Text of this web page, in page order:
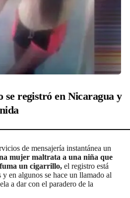
se registró en Nicaragua y
de mensajería instantánea un
mujer maltrata a una niña que
un cigarrillo, el registro está
en algunos se hace un llamado al
a dar con el paradero de la